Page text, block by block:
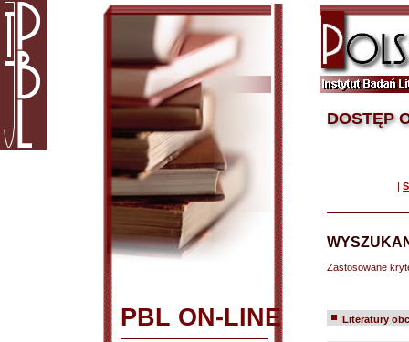
PBL ON-LINE
DOSTĘP
|
Zastosowane
Literatury